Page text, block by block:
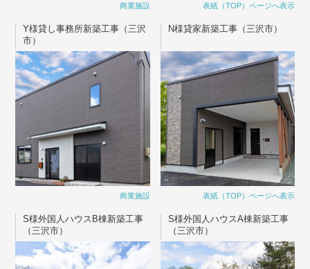
商業施設 表紙（TOP）ページへ表示
Y様貸し事務所新築工事（三沢
市）
商業施設
N様貸家新築工事（三沢市）
表紙（TOP）ページへ表示
S様外国人ハウスB棟新築工事
（三沢市）
S様外国人ハウスA棟新築工事
（三沢市）